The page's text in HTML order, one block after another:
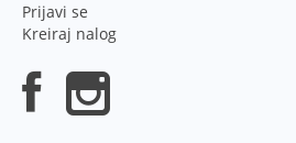
Prijavi se
Kreiraj nalog